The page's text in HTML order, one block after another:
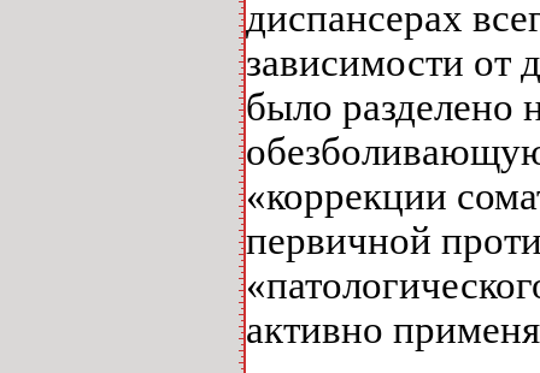
диспансерах
зависимости от
было разделено
«коррекции
первичной
активно